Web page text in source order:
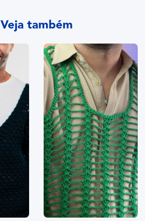
Veja também